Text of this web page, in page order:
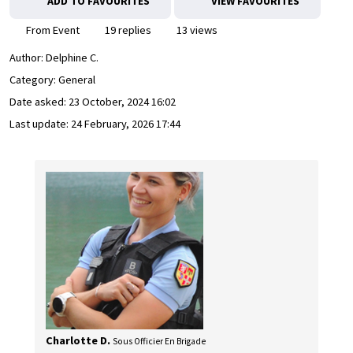
From Event 19 replies
13 views
Author: Delphine C.
Category: General
Date asked: 23 October, 2024 16:02
Last update: 24 February, 2026 17:44
Charlotte D. Sous Officier En Brigade